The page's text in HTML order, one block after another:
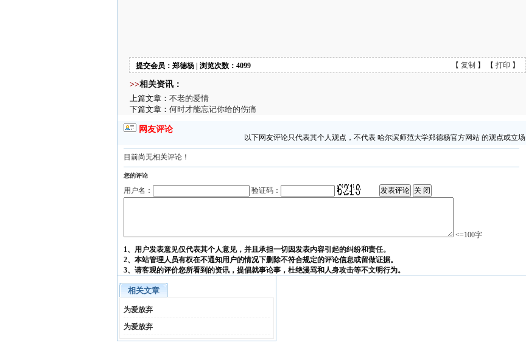
提交会员：郑德杨 | 浏览次数：4099 【 复制 】 【 打印 】
>>相关资讯：
上篇文章： 不老的爱情
下篇文章： 何时才能忘记你给的伤痛
网友评论
以下网友评论只代表其个人观点，不代表 哈尔滨师范大学郑德杨官方网站 的观点或立场
目前尚无相关评论！
您的评论
用户名： 验证码：
<=100字
1、用户发表意见仅代表其个人意见，并且承担一切因发表内容引起的纠纷和责任。
2、本站管理人员有权在不通知用户的情况下删除不符合规定的评论信息或留做证据。
3、请客观的评价您所看到的资讯，提倡就事论事，杜绝漫骂和人身攻击等不文明行为。
相关文章
为爱放弃
为爱放弃